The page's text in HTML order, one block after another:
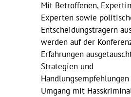
Mit Betroffenen,
Experten sowie
Entscheidungsträgern
werden auf der
Erfahrungen
Strategien und
Umgang mit